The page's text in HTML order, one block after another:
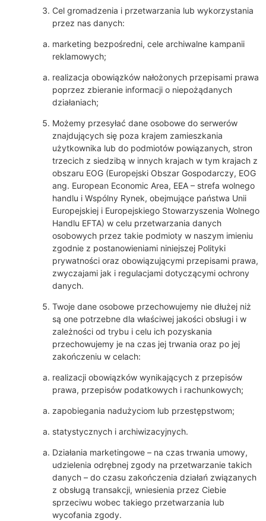
Cel gromadzenia i przetwarzania lub wykorzystania
przez nas danych:
marketing bezpośredni, cele archiwalne kampanii
reklamowych;
realizacja obowiązków nałożonych przepisami prawa
poprzez zbieranie informacji o niepożądanych
działaniach;
Możemy przesyłać dane osobowe do serwerów
znajdujących się poza krajem zamieszkania
użytkownika lub do podmiotów powiązanych, stron
trzecich z siedzibą w innych krajach w tym krajach z
obszaru EOG (Europejski Obszar Gospodarczy, EOG
ang. European Economic Area, EEA – strefa wolnego
handlu i Wspólny Rynek, obejmujące państwa Unii
Europejskiej i Europejskiego Stowarzyszenia Wolnego
Handlu EFTA) w celu przetwarzania danych
osobowych przez takie podmioty w naszym imieniu
zgodnie z postanowieniami niniejszej Polityki
prywatności oraz obowiązującymi przepisami prawa,
zwyczajami jak i regulacjami dotyczącymi ochrony
danych.
Twoje dane osobowe przechowujemy nie dłużej niż
są one potrzebne dla właściwej jakości obsługi i w
zależności od trybu i celu ich pozyskania
przechowujemy je na czas jej trwania oraz po jej
zakończeniu w celach:
realizacji obowiązków wynikających z przepisów
prawa, przepisów podatkowych i rachunkowych;
zapobiegania nadużyciom lub przestępstwom;
statystycznych i archiwizacyjnych.
Działania marketingowe – na czas trwania umowy,
udzielenia odrębnej zgody na przetwarzanie takich
danych – do czasu zakończenia działań związanych
z obsługą transakcji, wniesienia przez Ciebie
sprzeciwu wobec takiego przetwarzania lub
wycofania zgody.